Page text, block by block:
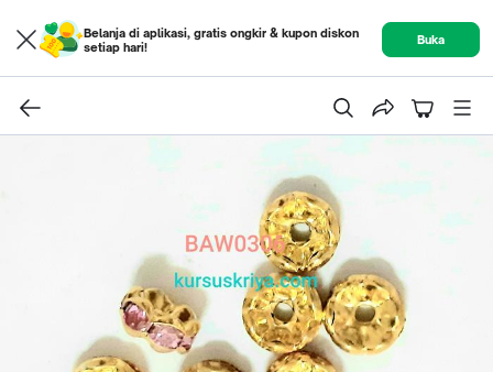
Belanja di aplikasi, gratis ongkir & kupon diskon
setiap hari!
Buka